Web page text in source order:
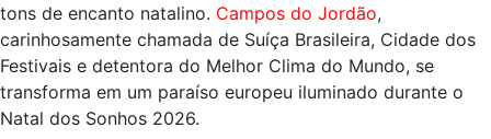
tons de encanto natalino. Campos do Jordão,
carinhosamente chamada de Suíça Brasileira, Cidade dos
Festivais e detentora do Melhor Clima do Mundo, se
transforma em um paraíso europeu iluminado durante o
Natal dos Sonhos 2026.